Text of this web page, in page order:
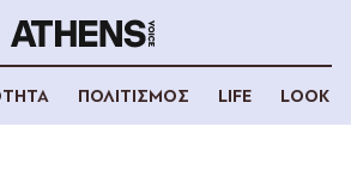
ΠΟΛΙΤΙΣΜΟΣ LIFE LOOK